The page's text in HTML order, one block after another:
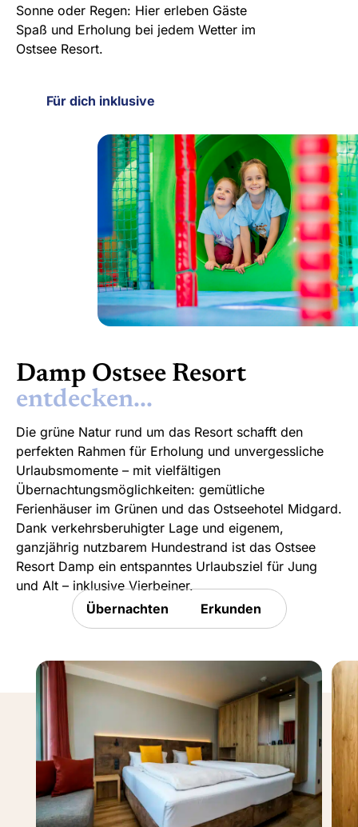
Sonne oder Regen: Hier erleben Gäste
Spaß und Erholung bei jedem Wetter im
Ostsee Resort.
Für dich inklusive
Funhalla
Damp Ostsee Resort
Die grüne Natur rund um das Resort schafft den
perfekten Rahmen für Erholung und unvergessliche
Urlaubsmomente – mit vielfältigen
Übernachtungsmöglichkeiten: gemütliche
Ferienhäuser im Grünen und das Ostseehotel Midgard.
Dank verkehrsberuhigter Lage und eigenem,
ganzjährig nutzbarem Hundestrand ist das Ostsee
Resort Damp ein entspanntes Urlaubsziel für Jung
und Alt – inklusive Vierbeiner.
Übernachten
Erkunden